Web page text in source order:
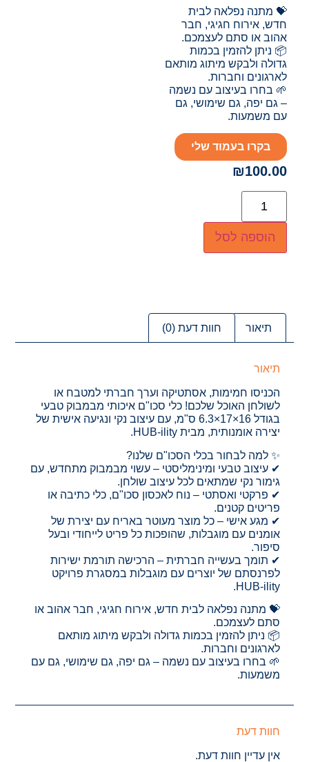
💝 מתנה נפלאה לבית
חדש, אירוח חגיגי, חבר
אהוב או סתם לעצמכם.
📦 ניתן להזמין בכמות
גדולה ולבקש מיתוג מותאם
לארגונים וחברות.
🌱 בחרו בעיצוב עם נשמה
– גם יפה, גם שימושי, גם
עם משמעות.
בקרו בעמוד שלי
₪100.00
הוספה לסל
תיאור חוות דעת (0)
תיאור
הכניסו חמימות, אסתטיקה וערך חברתי למטבח או
לשולחן האוכל שלכם! כלי סכו"ם איכותי מבמבוק טבעי
בגודל 16×17×6.3 ס"מ, עם עיצוב נקי ונגיעה אישית של
יצירה אומנותית, מבית HUB-ility.
✨ למה לבחור בכלי הסכו"ם שלנו?
✔ עיצוב טבעי ומינימליסטי – עשוי מבמבוק מתחדש, עם
גימור נקי שמתאים לכל עיצוב שולחן.
✔ פרקטי ואסתטי – נוח לאכסון סכו"ם, כלי כתיבה או
פריטים קטנים.
✔ מגע אישי – כל מוצר מעוטר באריח עם יצירת של
אומנים עם מוגבלות, שהופכות כל פריט לייחודי ובעל
סיפור.
✔ תומך בעשייה חברתית – הרכישה תורמת ישירות
לפרנסתם של יוצרים עם מוגבלות במסגרת פרויקט
HUB-ility.
💝 מתנה נפלאה לבית חדש, אירוח חגיגי, חבר אהוב או
סתם לעצמכם.
📦 ניתן להזמין בכמות גדולה ולבקש מיתוג מותאם
לארגונים וחברות.
🌱 בחרו בעיצוב עם נשמה – גם יפה, גם שימושי, גם עם
משמעות.
חוות דעת
אין עדיין חוות דעת.